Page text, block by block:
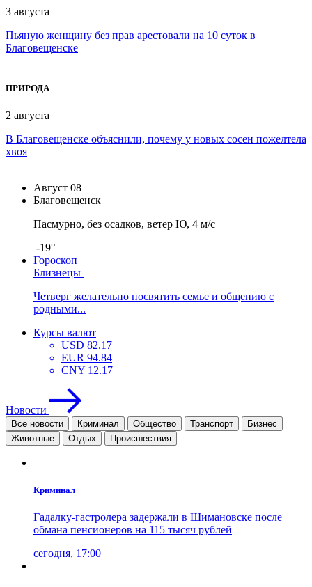
3 августа
Пьяную женщину без прав арестовали на 10 суток в
Благовещенске
ПРИРОДА
2 августа
В Благовещенске объяснили, почему у новых сосен пожелтела
хвоя
Август 08
Благовещенск
Пасмурно, без осадков, ветер Ю, 4 м/с
-19°
Гороскоп
Близнецы
Четверг желательно посвятить семье и общению с
родными...
Курсы валют
USD 82.17
EUR 94.84
CNY 12.17
Новости
Все новости Криминал Общество Транспорт
Бизнес
Животные
Отдых Проиcшествия
Криминал
Гадалку-гастролера задержали в Шимановске после
обмана пенсионеров на 115 тысяч рублей
сегодня, 17:00